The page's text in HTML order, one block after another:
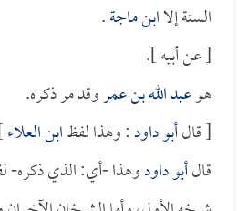
الستة إلاابن ماجة.
[ عن أبيه ].
هوعبد الله بن عمروقد مر ذكره.
[ قالأبو داود: وهذا لفظابن العلاء
قالأبو داودوهذا -أي: الذي ذكره-